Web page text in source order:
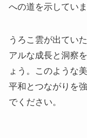
への道を示していま
うろこ雲が出てい
アルな成長と洞察
ょう。このような
平和とつながりを
でください。